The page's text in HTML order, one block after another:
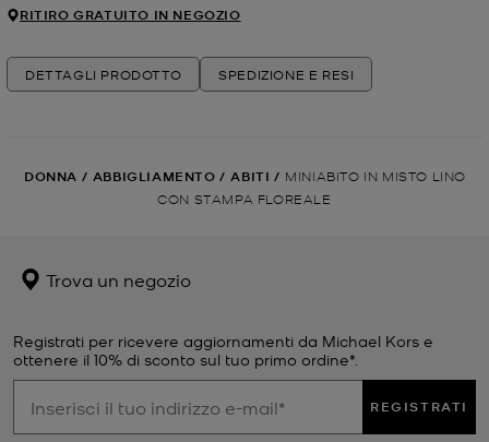
RITIRO GRATUITO IN NEGOZIO
DETTAGLI PRODOTTO SPEDIZIONE E RESI
DONNA / ABBIGLIAMENTO / ABITI / MINIABITO IN MISTO LINO
CON STAMPA FLOREALE
Trova un negozio
Registrati per ricevere aggiornamenti da Michael Kors e
ottenere il 10% di sconto sul tuo primo ordine*.
REGISTRATI